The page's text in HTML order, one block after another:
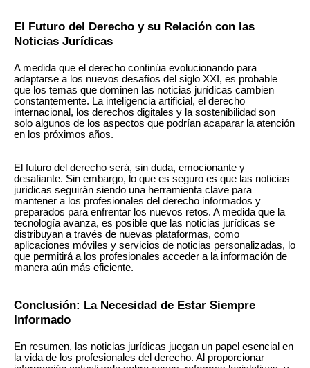
El Futuro del Derecho y su Relación con las
Noticias Jurídicas
A medida que el derecho continúa evolucionando para
adaptarse a los nuevos desafíos del siglo XXI, es probable
que los temas que dominen las noticias jurídicas cambien
constantemente. La inteligencia artificial, el derecho
internacional, los derechos digitales y la sostenibilidad son
solo algunos de los aspectos que podrían acaparar la atención
en los próximos años.
El futuro del derecho será, sin duda, emocionante y
desafiante. Sin embargo, lo que es seguro es que las noticias
jurídicas seguirán siendo una herramienta clave para
mantener a los profesionales del derecho informados y
preparados para enfrentar los nuevos retos. A medida que la
tecnología avanza, es posible que las noticias jurídicas se
distribuyan a través de nuevas plataformas, como
aplicaciones móviles y servicios de noticias personalizadas, lo
que permitirá a los profesionales acceder a la información de
manera aún más eficiente.
Conclusión: La Necesidad de Estar Siempre
Informado
En resumen, las noticias jurídicas juegan un papel esencial en
la vida de los profesionales del derecho. Al proporcionar